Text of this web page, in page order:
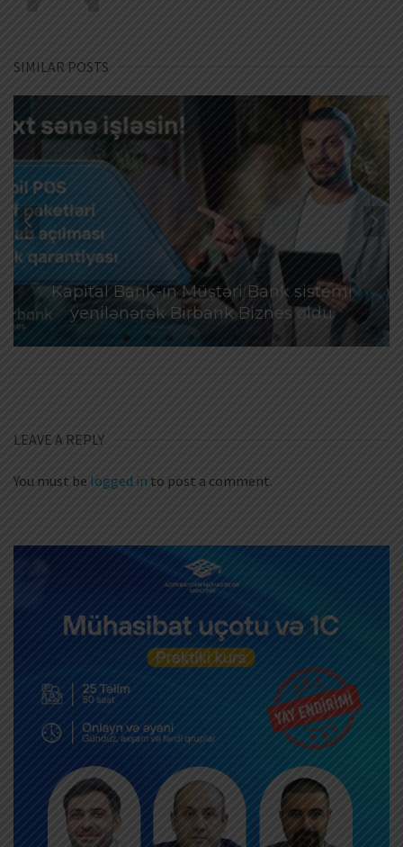
SIMILAR POSTS
Kapital Bank-ın Müştəri Bank sistemi
yenilənərək Birbank Biznes oldu
LEAVE A REPLY
You must be logged in to post a comment.